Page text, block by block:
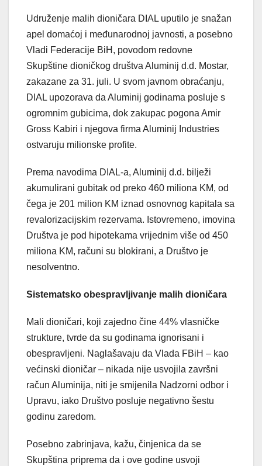
Udruženje malih dioničara DIAL uputilo je snažan
apel domaćoj i međunarodnoj javnosti, a posebno
Vladi Federacije BiH, povodom redovne
Skupštine dioničkog društva Aluminij d.d. Mostar,
zakazane za 31. juli. U svom javnom obraćanju,
DIAL upozorava da Aluminij godinama posluje s
ogromnim gubicima, dok zakupac pogona Amir
Gross Kabiri i njegova firma Aluminij Industries
ostvaruju milionske profite.
Prema navodima DIAL-a, Aluminij d.d. bilježi
akumulirani gubitak od preko 460 miliona KM, od
čega je 201 milion KM iznad osnovnog kapitala sa
revalorizacijskim rezervama. Istovremeno, imovina
Društva je pod hipotekama vrijednim više od 450
miliona KM, računi su blokirani, a Društvo je
nesolventno.
Sistematsko obespravljivanje malih dioničara
Mali dioničari, koji zajedno čine 44% vlasničke
strukture, tvrde da su godinama ignorisani i
obespravljeni. Naglašavaju da Vlada FBiH – kao
većinski dioničar – nikada nije usvojila završni
račun Aluminija, niti je smijenila Nadzorni odbor i
Upravu, iako Društvo posluje negativno šestu
godinu zaredom.
Posebno zabrinjava, kažu, činjenica da se
Skupština priprema da i ove godine usvoji